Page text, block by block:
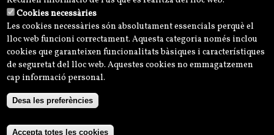
Avís legal
Política de privacitat i normes d'ús
Cookies necessàries
Les cookies necessàries són absolutament essencials perquè el
lloc web funcioni correctament. Aquesta categoria només inclou
cookies que garanteixen funcionalitats bàsiques i característiques
de seguretat del lloc web. Aquestes cookies no emmagatzemen
cap informació personal.
Desa les preferències
Accepta totes les cookies